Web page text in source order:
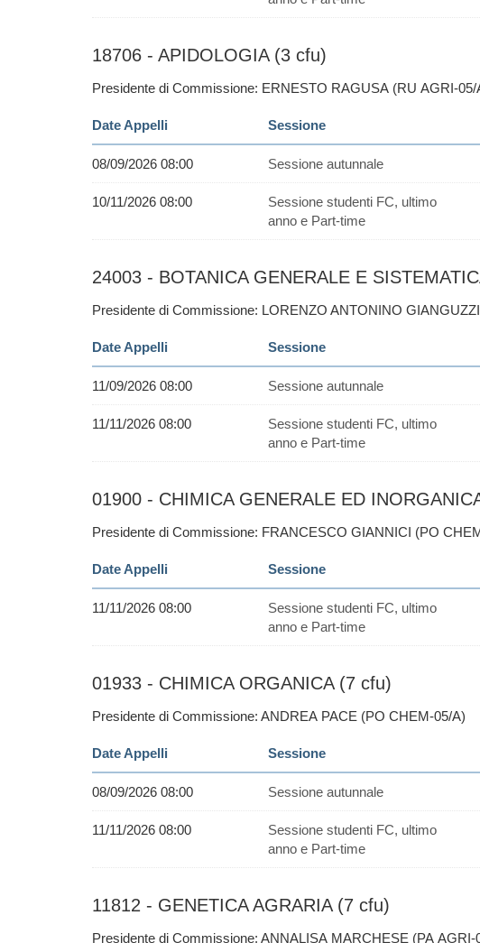
18706 - APIDOLOGIA (3 cfu)
Presidente di Commissione: ERNESTO RAGUSA (RU AGRI-05/
Date Appelli Sessione
08/09/2026 08:00 Sessione autunnale
10/11/2026 08:00
Sessione studenti FC, ultimo
anno e Part-time
24003 - BOTANICA GENERALE E
Presidente di Commissione: LORENZO ANTONINO
Date Appelli Sessione
11/09/2026 08:00 Sessione autunnale
11/11/2026 08:00
Sessione studenti FC, ultimo
anno e Part-time
01900 - CHIMICA GENERALE ED
Presidente di Commissione: FRANCESCO GIANNICI (PO
Date Appelli Sessione
11/11/2026 08:00
Sessione studenti FC, ultimo
anno e Part-time
01933 - CHIMICA ORGANICA (7 cfu)
Presidente di Commissione: ANDREA PACE (PO CHEM-05/A)
Date Appelli Sessione
08/09/2026 08:00 Sessione autunnale
11/11/2026 08:00
Sessione studenti FC, ultimo
anno e Part-time
11812 - GENETICA AGRARIA (7 cfu)
Presidente di Commissione: ANNALISA MARCHESE (PA AGRI-